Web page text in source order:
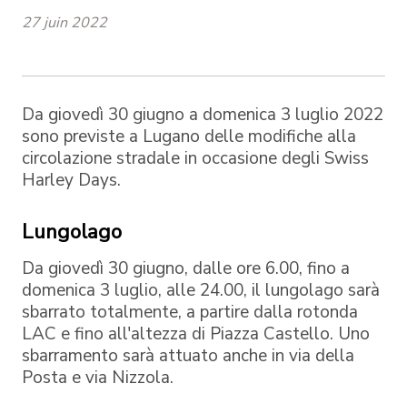
27 juin 2022
Da giovedì 30 giugno a domenica 3 luglio 2022
sono previste a Lugano delle modifiche alla
circolazione stradale in occasione degli Swiss
Harley Days.
Lungolago
Da giovedì 30 giugno, dalle ore 6.00, fino a
domenica 3 luglio, alle 24.00, il lungolago sarà
sbarrato totalmente, a partire dalla rotonda
LAC e fino all'altezza di Piazza Castello. Uno
sbarramento sarà attuato anche in via della
Posta e via Nizzola.